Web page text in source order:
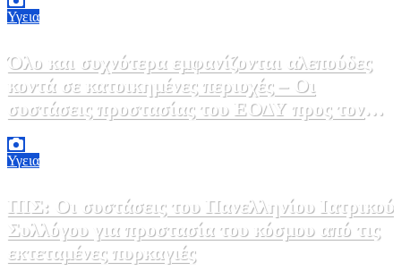
Υγεια
Όλο και συχνότερα εμφανίζονται αλεπούδες
κοντά σε κατοικημένες περιοχές – Οι
συστάσεις προστασίας του ΕΟΔΥ προς τον
κόσμο
Υγεια
ΠΙΣ: Οι συστάσεις του Πανελληνίου Ιατρικού
Συλλόγου για προστασία του κόσμου από τις
εκτεταμένες πυρκαγιές